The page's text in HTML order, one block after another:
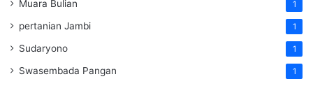
Muara Bulian 1
pertanian Jambi 1
Sudaryono 1
Swasembada Pangan 1